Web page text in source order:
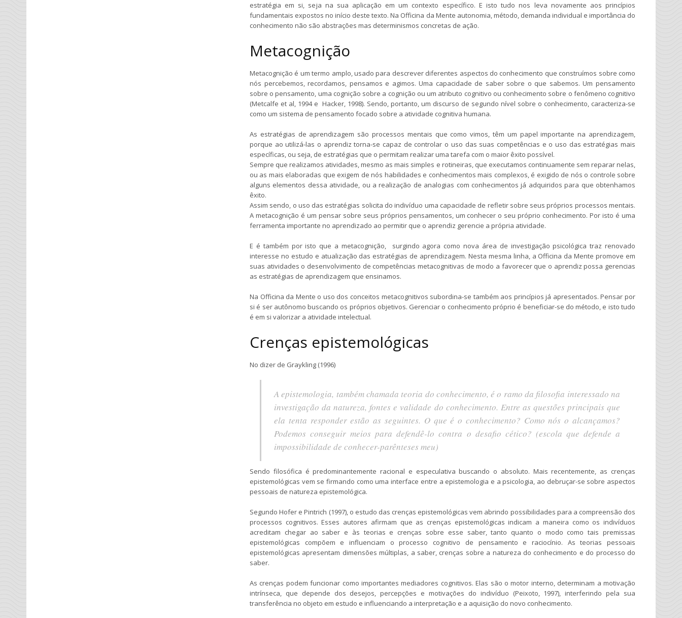
estratégia em si, seja na sua aplicação em um contexto específico. E isto tudo nos leva novamente aos princípios
fundamentais expostos no início deste texto. Na Officina da Mente autonomia, método, demanda individual e importância do
conhecimento não são abstrações mas determinismos concretas de ação.
Metacognição
Metacognição é um termo amplo, usado para descrever diferentes aspectos do conhecimento que construímos sobre como
nós percebemos, recordamos, pensamos e agimos. Uma capacidade de saber sobre o que sabemos. Um pensamento
sobre o pensamento, uma cognição sobre a cognição ou um atributo cognitivo ou conhecimento sobre o fenômeno cognitivo
(Metcalfe et al, 1994 e Hacker, 1998). Sendo, portanto, um discurso de segundo nível sobre o conhecimento, caracteriza-se
como um sistema de pensamento focado sobre a atividade cognitiva humana.
As estratégias de aprendizagem são processos mentais que como vimos, têm um papel importante na aprendizagem,
porque ao utilizá-las o aprendiz torna-se capaz de controlar o uso das suas competências e o uso das estratégias mais
específicas, ou seja, de estratégias que o permitam realizar uma tarefa com o maior êxito possível.
Sempre que realizamos atividades, mesmo as mais simples e rotineiras, que executamos continuamente sem reparar nelas,
ou as mais elaboradas que exigem de nós habilidades e conhecimentos mais complexos, é exigido de nós o controle sobre
alguns elementos dessa atividade, ou a realização de analogias com conhecimentos já adquiridos para que obtenhamos
êxito.
Assim sendo, o uso das estratégias solicita do indivíduo uma capacidade de refletir sobre seus próprios processos mentais.
A metacognição é um pensar sobre seus próprios pensamentos, um conhecer o seu próprio conhecimento. Por isto é uma
ferramenta importante no aprendizado ao permitir que o aprendiz gerencie a própria atividade.
E é também por isto que a metacognição, surgindo agora como nova área de investigação psicológica traz renovado
interesse no estudo e atualização das estratégias de aprendizagem. Nesta mesma linha, a Officina da Mente promove em
suas atividades o desenvolvimento de competências metacognitivas de modo a favorecer que o aprendiz possa gerencias
as estratégias de aprendizagem que ensinamos.
Na Officina da Mente o uso dos conceitos metacognitivos subordina-se também aos princípios já apresentados. Pensar por
si é ser autônomo buscando os próprios objetivos. Gerenciar o conhecimento próprio é beneficiar-se do método, e isto tudo
é em si valorizar a atividade intelectual.
Crenças epistemológicas
No dizer de Graykling (1996)
A epistemologia, também chamada teoria do conhecimento, é o ramo da filosofia interessado na
investigação da natureza, fontes e validade do conhecimento. Entre as questões principais que
ela tenta responder estão as seguintes. O que é o conhecimento? Como nós o alcançamos?
Podemos conseguir meios para defendê-lo contra o desafio cético? (escola que defende a
impossibilidade de conhecer-parênteses meu)
Sendo filosófica é predominantemente racional e especulativa buscando o absoluto. Mais recentemente, as crenças
epistemológicas vem se firmando como uma interface entre a epistemologia e a psicologia, ao debruçar-se sobre aspectos
pessoais de natureza epistemológica.
Segundo Hofer e Pintrich (1997), o estudo das crenças epistemológicas vem abrindo possibilidades para a compreensão dos
processos cognitivos. Esses autores afirmam que as crenças epistemológicas indicam a maneira como os indivíduos
acreditam chegar ao saber e às teorias e crenças sobre esse saber, tanto quanto o modo como tais premissas
epistemológicas compõem e influenciam o processo cognitivo de pensamento e raciocínio. As teorias pessoais
epistemológicas apresentam dimensões múltiplas, a saber, crenças sobre a natureza do conhecimento e do processo do
saber.
As crenças podem funcionar como importantes mediadores cognitivos. Elas são o motor interno, determinam a motivação
intrínseca, que depende dos desejos, percepções e motivações do indivíduo (Peixoto, 1997), interferindo pela sua
transferência no objeto em estudo e influenciando a interpretação e a aquisição do novo conhecimento.